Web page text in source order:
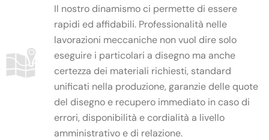
Il nostro dinamismo ci permette di essere
rapidi ed affidabili. Professionalità nelle
lavorazioni meccaniche non vuol dire solo
eseguire i particolari a disegno ma anche
certezza dei materiali richiesti, standard
unificati nella produzione, garanzie delle quote
del disegno e recupero immediato in caso di
errori, disponibilità e cordialità a livello
amministrativo e di relazione.